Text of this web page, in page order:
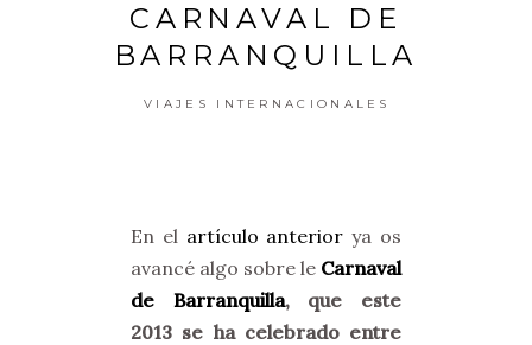
CARNAVAL DE
BARRANQUILLA
VIAJES INTERNACIONALES
En el artículo anterior ya os
avancé algo sobre le Carnaval
de Barranquilla, que este
2013 se ha celebrado entre